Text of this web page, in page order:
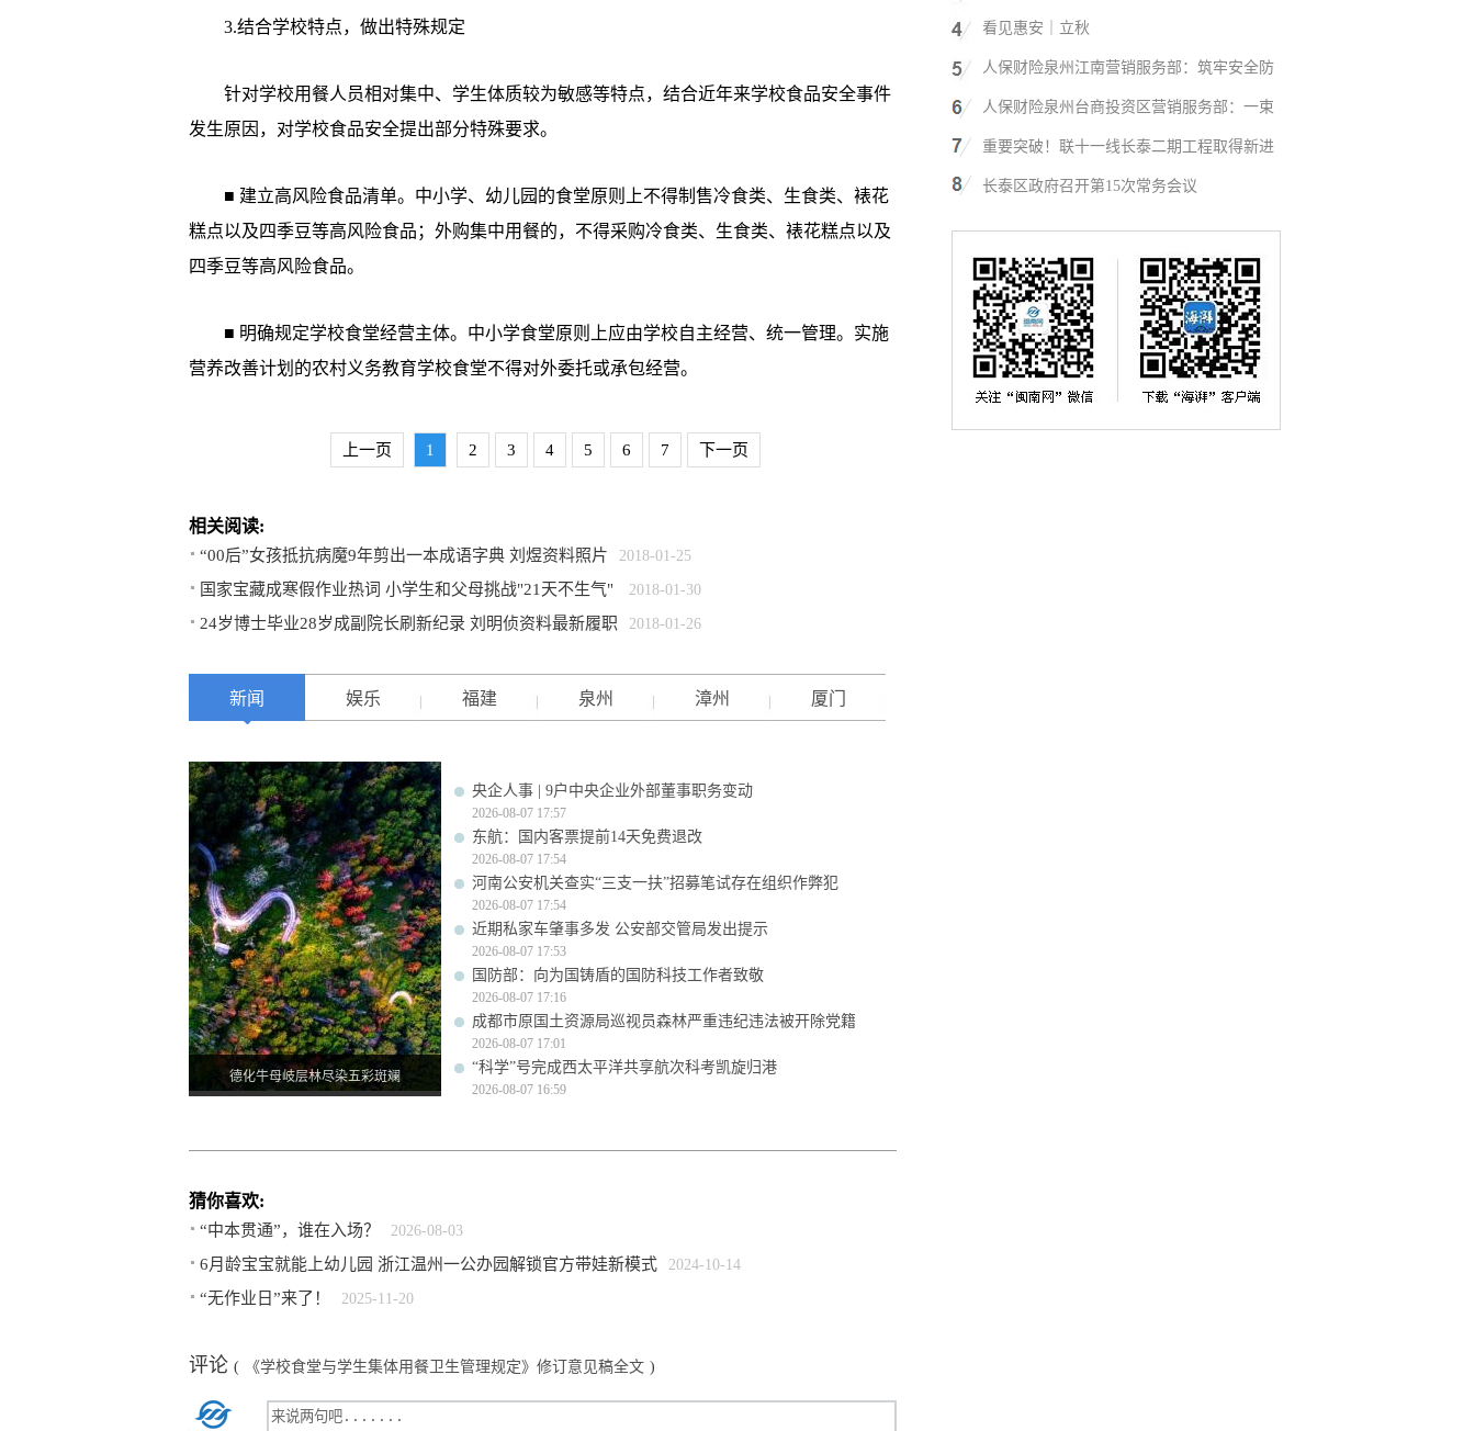
­ 3.结合学校特点，做出特殊规定
­ 针对学校用餐人员相对集中、学生体质较为敏感等特点，结合近年来学校食品安全事件
发生原因，对学校食品安全提出部分特殊要求。
­ ■ 建立高风险食品清单。中小学、幼儿园的食堂原则上不得制售冷食类、生食类、裱花
糕点以及四季豆等高风险食品；外购集中用餐的，不得采购冷食类、生食类、裱花糕点以及
四季豆等高风险食品。
­ ■ 明确规定学校食堂经营主体。中小学食堂原则上应由学校自主经营、统一管理。实施
营养改善计划的农村义务教育学校食堂不得对外委托或承包经营。
上一页 1 2 3 4 5 6 7 下一页
相关阅读:
“00后”女孩抵抗病魔9年剪出一本成语字典 刘煜资料照片 2018-01-25
国家宝藏成寒假作业热词 小学生和父母挑战"21天不生气" 2018-01-30
24岁博士毕业28岁成副院长刷新纪录 刘明侦资料最新履职 2018-01-26
新闻 娱乐 福建 泉州 漳州 厦门
德化牛母岐层林尽染五彩斑斓
央企人事 | 9户中央企业外部董事职务变动
2026-08-07 17:57
东航：国内客票提前14天免费退改
2026-08-07 17:54
河南公安机关查实“三支一扶”招募笔试存在组织作弊犯
2026-08-07 17:54
近期私家车肇事多发 公安部交管局发出提示
2026-08-07 17:53
国防部：向为国铸盾的国防科技工作者致敬
2026-08-07 17:16
成都市原国土资源局巡视员森林严重违纪违法被开除党籍
2026-08-07 17:01
“科学”号完成西太平洋共享航次科考凯旋归港
2026-08-07 16:59
猜你喜欢:
“中本贯通”，谁在入场？ 2026-08-03
6月龄宝宝就能上幼儿园 浙江温州一公办园解锁官方带娃新模式 2024-10-14
“无作业日”来了！ 2025-11-20
评论 ( 《学校食堂与学生集体用餐卫生管理规定》修订意见稿全文 )
看见惠安｜立秋
人保财险泉州江南营销服务部：筑牢安全防
人保财险泉州台商投资区营销服务部：一束
重要突破！联十一线长泰二期工程取得新进
长泰区政府召开第15次常务会议